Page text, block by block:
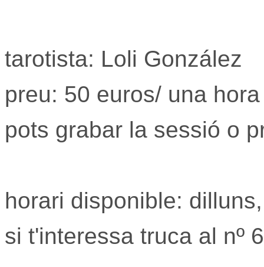
tarotista: Loli González
preu: 50 euros/ una hora
pots grabar la sessió o
horari disponible:
si t'interessa truca al nº